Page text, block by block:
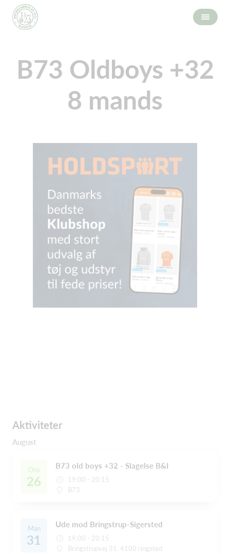
B73 Oldboys +32
8 mands
Aktiviteter
August
Ons
26
B73 old boys +32 - Slagelse B&I
19:00 - 20:15
B73
Man
31
Ude mod Bringstrup-Sigersted
19:00 - 20:15
Bringstrupvej 31. 4100 ringsted